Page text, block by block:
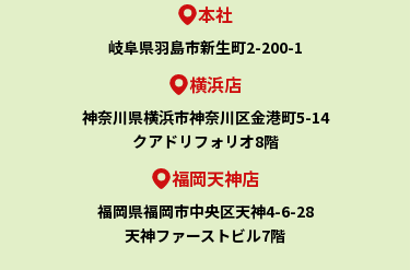
本社
岐阜県羽島市新生町2-200-1
横浜店
神奈川県横浜市神奈川区金港町5-14
クアドリフォリオ8階
福岡天神店
福岡県福岡市中央区天神4-6-28
天神ファーストビル7階